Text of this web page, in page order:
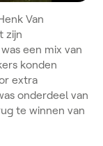
Van
zijn
een mix van
konden
extra
onderdeel van
te winnen van